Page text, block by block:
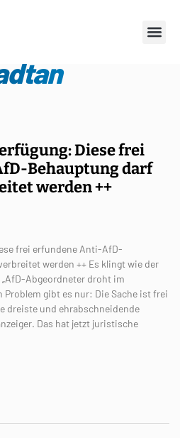
Kölner
Diese frei
Behauptung darf
werden ++
frei erfundene Anti-AfD-
werden ++ Es klingt wie der
Abgeordneter droht im
Problem gibt es nur: Die Sache ist frei
dreiste und ehrabschneidende
Das hat jetzt juristische